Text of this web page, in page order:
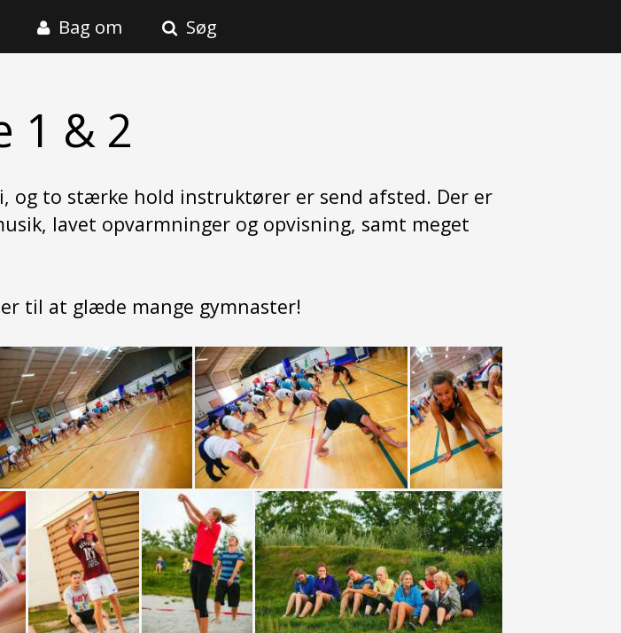
Bag om Søg
1 & 2
og to stærke hold instruktører er send afsted. Der er
lavet opvarmninger og opvisning, samt meget
til at glæde mange gymnaster!